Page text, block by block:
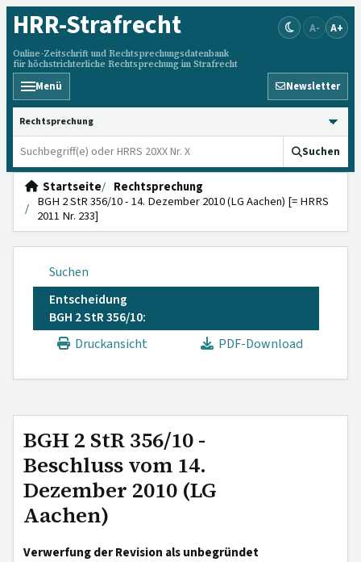
HRR-Strafrecht
Online-Zeitschrift und Rechtsprechungsdatenbank
für höchstrichterliche Rechtsprechung im Strafrecht
A- A+
Menü Newsletter
HRRS durchsuchen
Suchen
Startseite
Rechtsprechung
BGH 2 StR 356/10 - 14. Dezember 2010 (LG Aachen) [= HRRS
2011 Nr. 233]
Suchen
Entscheidung
BGH 2 StR 356/10:
Druckansicht
PDF-Download
BGH 2 StR 356/10 -
Beschluss vom 14.
Dezember 2010 (LG
Aachen)
Verwerfung der Revision als unbegründet